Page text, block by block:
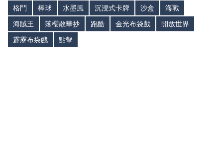
格鬥
棒球 水墨風 沉浸式卡牌 沙盒
海戰
海賊王
落櫻散華抄 跑酷 金光布袋戲
開放世界
霹靂布袋戲
點擊